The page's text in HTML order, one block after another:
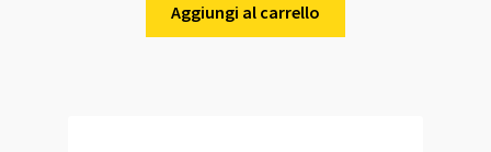
Aggiungi al carrello